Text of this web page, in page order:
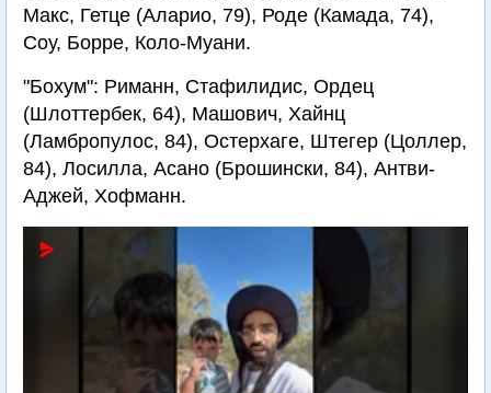
Макс, Гетце (Аларио, 79), Роде (Камада, 74),
Соу, Борре, Коло-Муани.
"Бохум": Риманн, Стафилидис, Ордец
(Шлоттербек, 64), Машович, Хайнц
(Ламбропулос, 84), Остерхаге, Штегер (Цоллер,
84), Лосилла, Асано (Брошински, 84), Антви-
Аджей, Хофманн.